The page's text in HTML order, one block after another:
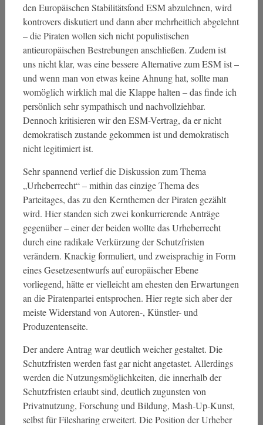
den Europäischen Stabilitätsfond ESM abzulehnen, wird
kontrovers diskutiert und dann aber mehrheitlich abgelehnt
– die Piraten wollen sich nicht populistischen
antieuropäischen Bestrebungen anschließen. Zudem ist
uns nicht klar, was eine bessere Alternative zum ESM ist –
und wenn man von etwas keine Ahnung hat, sollte man
womöglich wirklich mal die Klappe halten – das finde ich
persönlich sehr sympathisch und nachvollziehbar.
Dennoch kritisieren wir den ESM-Vertrag, da er nicht
demokratisch zustande gekommen ist und demokratisch
nicht legitimiert ist.
Sehr spannend verlief die Diskussion zum Thema
„Urheberrecht“ – mithin das einzige Thema des
Parteitages, das zu den Kernthemen der Piraten gezählt
wird. Hier standen sich zwei konkurrierende Anträge
gegenüber – einer der beiden wollte das Urheberrecht
durch eine radikale Verkürzung der Schutzfristen
verändern. Knackig formuliert, und zweisprachig in Form
eines Gesetzesentwurfs auf europäischer Ebene
vorliegend, hätte er vielleicht am ehesten den Erwartungen
an die Piratenpartei entsprochen. Hier regte sich aber der
meiste Widerstand von Autoren-, Künstler- und
Produzentenseite.
Der andere Antrag war deutlich weicher gestaltet. Die
Schutzfristen werden fast gar nicht angetastet. Allerdings
werden die Nutzungsmöglichkeiten, die innerhalb der
Schutzfristen erlaubt sind, deutlich zugunsten von
Privatnutzung, Forschung und Bildung, Mash-Up-Kunst,
selbst für Filesharing erweitert. Die Position der Urheber